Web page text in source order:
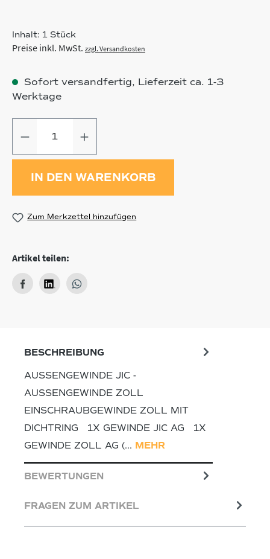
Inhalt: 1 Stück
Preise inkl. MwSt. zzgl. Versandkosten
Sofort versandfertig, Lieferzeit ca. 1-3
Werktage
IN DEN WARENKORB
Zum Merkzettel hinzufügen
Artikel teilen:
BESCHREIBUNG
AUSSENGEWINDE JIC - A
USSENGEWINDE ZOLL EI
NSCHRAUBGEWINDE ZOLL MIT DI
CHTRING 1X GEWINDE JIC AG 1X GE
WINDE ZOLL AG (… MEHR
BEWERTUNGEN
FRAGEN ZUM ARTIKEL